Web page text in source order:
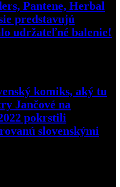
Pantene, Herbal
predstavujú
udržateľné balenie!
komiks, aký tu
Jančové na
pokrstili
slovenskými